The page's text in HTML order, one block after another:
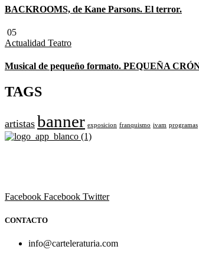
BACKROOMS, de Kane Parsons. El terror.
05
Actualidad Teatro
Musical de pequeño formato. PEQUEÑA
TAGS
artistas banner exposicion franquismo ivam programas
Facebook Facebook Twitter
CONTACTO
info@carteleraturia.com